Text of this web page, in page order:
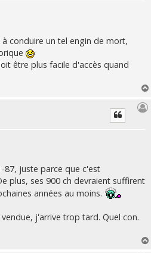
conduire un tel engin de mort,
être plus facile d'accès quand
87, juste parce que c'est
plus, ses 900 ch devraient suffirent
années au moins.
j'arrive trop tard. Quel con.